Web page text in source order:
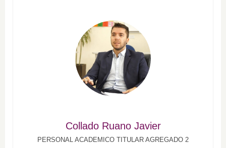
Collado Ruano Javier
PERSONAL ACADEMICO TITULAR AGREGADO 2